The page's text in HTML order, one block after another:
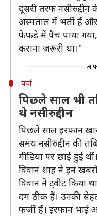
दूसरी तरफ
अस्पताल में भर्ती हैं
फेफड़े में पैच पाया
कराना जरूरी था।"
चर्चा
पिछले साल भी
थे नसीरुद्दीन
पिछले साल इरफान
समय नसीरुद्दीन की
मीडिया पर छाई हुई
विवान शाह ने इन
विवान ने ट्वीट किया
दम ठीक हैं। उनकी
फर्जी हैं। इरफान भाई